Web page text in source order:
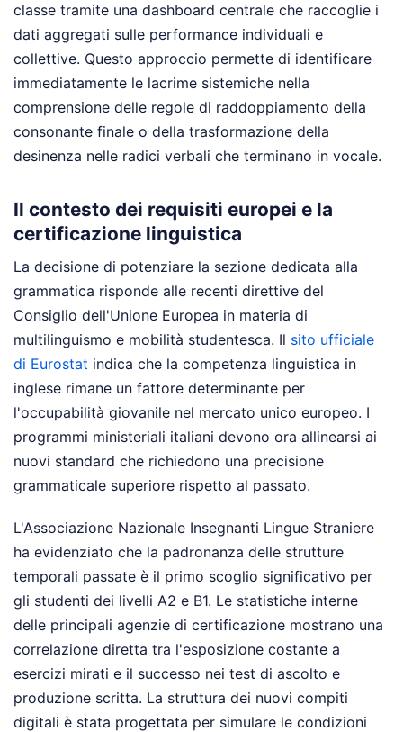
classe tramite una dashboard centrale che raccoglie i
dati aggregati sulle performance individuali e
collettive. Questo approccio permette di identificare
immediatamente le lacrime sistemiche nella
comprensione delle regole di raddoppiamento della
consonante finale o della trasformazione della
desinenza nelle radici verbali che terminano in vocale.
Il contesto dei requisiti europei e la
certificazione linguistica
La decisione di potenziare la sezione dedicata alla
grammatica risponde alle recenti direttive del
Consiglio dell'Unione Europea in materia di
multilinguismo e mobilità studentesca. Il sito ufficiale
di Eurostat indica che la competenza linguistica in
inglese rimane un fattore determinante per
l'occupabilità giovanile nel mercato unico europeo. I
programmi ministeriali italiani devono ora allinearsi ai
nuovi standard che richiedono una precisione
grammaticale superiore rispetto al passato.
L'Associazione Nazionale Insegnanti Lingue Straniere
ha evidenziato che la padronanza delle strutture
temporali passate è il primo scoglio significativo per
gli studenti dei livelli A2 e B1. Le statistiche interne
delle principali agenzie di certificazione mostrano una
correlazione diretta tra l'esposizione costante a
esercizi mirati e il successo nei test di ascolto e
produzione scritta. La struttura dei nuovi compiti
digitali è stata progettata per simulare le condizioni